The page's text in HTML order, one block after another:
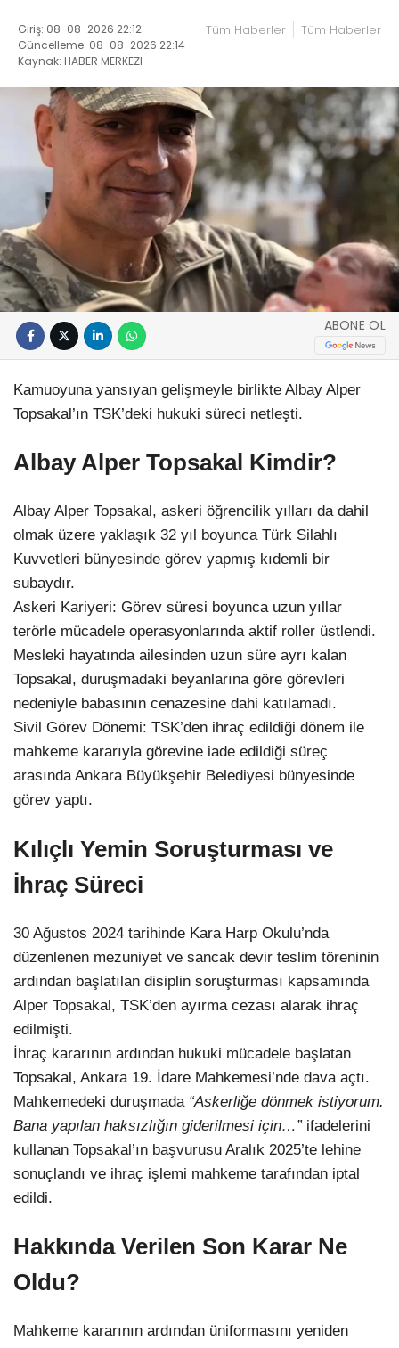
Giriş: 08-08-2026 22:12
Güncelleme: 08-08-2026 22:14
Kaynak: HABER MERKEZI
Tüm Haberler Tüm Haberler
ABONE OL
Kamuoyuna yansıyan gelişmeyle birlikte Albay Alper
Topsakal’ın TSK’deki hukuki süreci netleşti.
Albay Alper Topsakal Kimdir?
Albay Alper Topsakal, askeri öğrencilik yılları da dahil
olmak üzere yaklaşık 32 yıl boyunca Türk Silahlı
Kuvvetleri bünyesinde görev yapmış kıdemli bir
subaydır.
Askeri Kariyeri: Görev süresi boyunca uzun yıllar
terörle mücadele operasyonlarında aktif roller üstlendi.
Mesleki hayatında ailesinden uzun süre ayrı kalan
Topsakal, duruşmadaki beyanlarına göre görevleri
nedeniyle babasının cenazesine dahi katılamadı.
Sivil Görev Dönemi: TSK’den ihraç edildiği dönem ile
mahkeme kararıyla görevine iade edildiği süreç
arasında Ankara Büyükşehir Belediyesi bünyesinde
görev yaptı.
Kılıçlı Yemin Soruşturması ve
İhraç Süreci
30 Ağustos 2024 tarihinde Kara Harp Okulu’nda
düzenlenen mezuniyet ve sancak devir teslim töreninin
ardından başlatılan disiplin soruşturması kapsamında
Alper Topsakal, TSK’den ayırma cezası alarak ihraç
edilmişti.
İhraç kararının ardından hukuki mücadele başlatan
Topsakal, Ankara 19. İdare Mahkemesi’nde dava açtı.
Mahkemedeki duruşmada “Askerliğe dönmek istiyorum.
Bana yapılan haksızlığın giderilmesi için…”ifadelerini
kullanan Topsakal’ın başvurusu Aralık 2025’te lehine
sonuçlandı ve ihraç işlemi mahkeme tarafından iptal
edildi.
Hakkında Verilen Son Karar Ne
Oldu?
Mahkeme kararının ardından üniformasını yeniden